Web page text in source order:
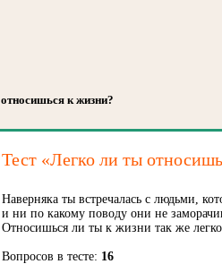
к жизни?
Тест «Легко ли ты
Наверняка ты встречалась с людьми,
и ни по какому поводу они не
Относишься ли ты к жизни так же
Вопросов в тесте: 16